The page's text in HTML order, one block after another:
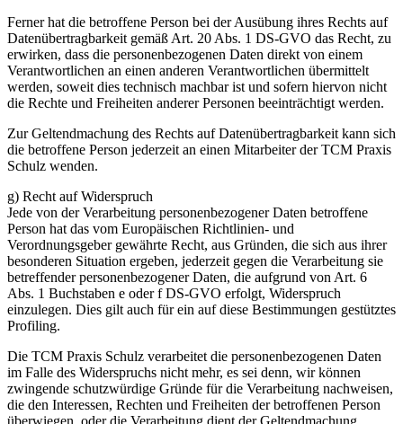
Ferner hat die betroffene Person bei der Ausübung ihres Rechts auf
Datenübertragbarkeit gemäß Art. 20 Abs. 1 DS-GVO das Recht, zu
erwirken, dass die personenbezogenen Daten direkt von einem
Verantwortlichen an einen anderen Verantwortlichen übermittelt
werden, soweit dies technisch machbar ist und sofern hiervon nicht
die Rechte und Freiheiten anderer Personen beeinträchtigt werden.
Zur Geltendmachung des Rechts auf Datenübertragbarkeit kann sich
die betroffene Person jederzeit an einen Mitarbeiter der TCM Praxis
Schulz wenden.
g) Recht auf Widerspruch
Jede von der Verarbeitung personenbezogener Daten betroffene
Person hat das vom Europäischen Richtlinien- und
Verordnungsgeber gewährte Recht, aus Gründen, die sich aus ihrer
besonderen Situation ergeben, jederzeit gegen die Verarbeitung sie
betreffender personenbezogener Daten, die aufgrund von Art. 6
Abs. 1 Buchstaben e oder f DS-GVO erfolgt, Widerspruch
einzulegen. Dies gilt auch für ein auf diese Bestimmungen gestütztes
Profiling.
Die TCM Praxis Schulz verarbeitet die personenbezogenen Daten
im Falle des Widerspruchs nicht mehr, es sei denn, wir können
zwingende schutzwürdige Gründe für die Verarbeitung nachweisen,
die den Interessen, Rechten und Freiheiten der betroffenen Person
überwiegen, oder die Verarbeitung dient der Geltendmachung,